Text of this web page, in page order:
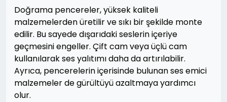
Doğrama pencereler, yüksek kaliteli
malzemelerden üretilir ve sıkı bir şekilde monte
edilir. Bu sayede dışarıdaki seslerin içeriye
geçmesini engeller. Çift cam veya üçlü cam
kullanılarak ses yalıtımı daha da artırılabilir.
Ayrıca, pencerelerin içerisinde bulunan ses emici
malzemeler de gürültüyü azaltmaya yardımcı
olur.